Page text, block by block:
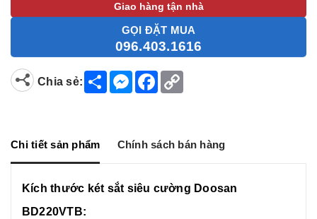
Giao hàng tận nhà
GỌI ĐẶT MUA
096.403.1616
Chia sẻ:
S
h
M
e
g
F
a
o
n
Chi tiết sản phẩm Chính sách bán hàng
Kích thước két sắt siêu cường Doosan
BD220VTB: